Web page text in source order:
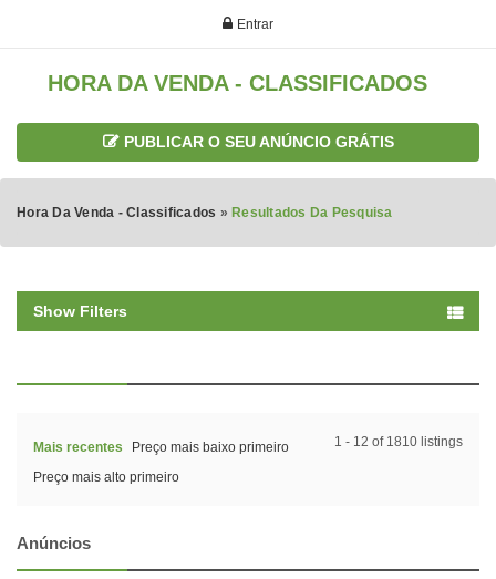
Entrar
HORA DA VENDA - CLASSIFICADOS
PUBLICAR O SEU ANÚNCIO GRÁTIS
Hora Da Venda - Classificados » Resultados Da Pesquisa
Show Filters
1 - 12 of 1810 listings
Mais recentes
Preço mais baixo primeiro
Preço mais alto primeiro
Anúncios